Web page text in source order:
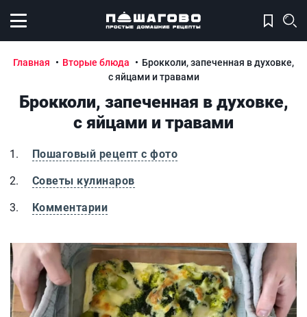
Открыть меню
Главная Вторые блюда
Брокколи, запеченная в духовке,
с яйцами и травами
Брокколи, запеченная в духовке,
с яйцами и травами
Пошаговый рецепт с фото
Советы кулинаров
Комментарии
Брокколи, запеченная в духовке, с яйцами и травами